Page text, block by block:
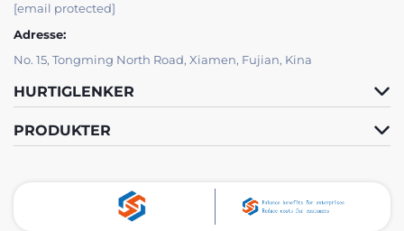
[email protected]
Adresse:
No. 15, Tongming North Road, Xiamen, Fujian, Kina
HURTIGLENKER
PRODUKTER